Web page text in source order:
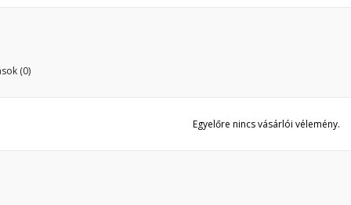
(0)
Egyelőre nincs vásárlói vélemény.